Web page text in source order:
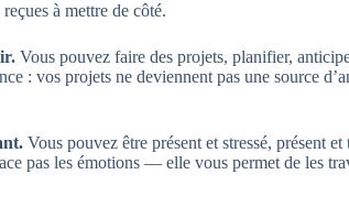
à mettre de côté.
Vous pouvez faire des projets, planifier,
: vos projets ne deviennent pas une source
Vous pouvez être présent et stressé, présent et
pas les émotions — elle vous permet de les